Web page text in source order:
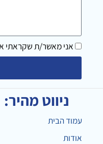
מילים
אני מאשר/ת שקראתי
ניווט מהיר:
עמוד הבית
אודות